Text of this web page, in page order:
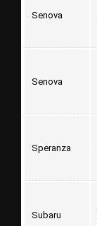
Senova
Senova
Speranza
Subaru